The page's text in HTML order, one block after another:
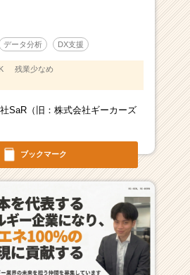
ブックマーク
データ分析 DX支援
残業少なめ
SaR（旧：株式会社ギーカーズ